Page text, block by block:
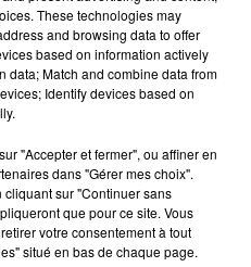
These technologies may
and browsing data to offer
based on information actively
data; Match and combine data from
Identify devices based on
"Accepter et fermer", ou affiner en
dans "Gérer mes choix".
sur "Continuer sans
que pour ce site. Vous
votre consentement à tout
situé en bas de chaque page.